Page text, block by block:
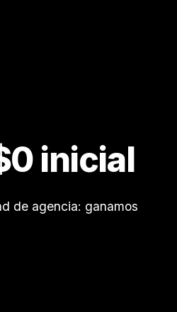
inicial
de agencia: ganamos